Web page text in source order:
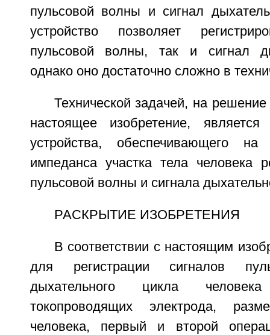
пульсовой волны и сигнал
устройство позволяет
пульсовой волны, так и сигнал
однако оно достаточно сложно в
Технической задачей, на
настоящее изобретение, является
устройства, обеспечивающего
импеданса участка тела человека
пульсовой волны и сигнала
РАСКРЫТИЕ ИЗОБРЕТЕНИЯ
В соответствии с настоящим
для регистрации сигналов
дыхательного цикла
токопроводящих электрода,
человека, первый и второй